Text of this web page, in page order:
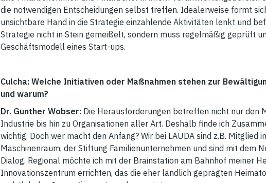
die notwendigen Entscheidungen selbst treffen. Idealerweise formt
unsichtbare Hand in die Strategie einzahlende Aktivitäten lenkt und
Strategie nicht in Stein gemeißelt, sondern muss regelmäßig geprüft
Geschäftsmodell eines Start-ups.
Culcha: Welche Initiativen oder Maßnahmen stehen zur
und warum?
Dr. Gunther Wobser: Die Herausforderungen betreffen nicht nur den
Industrie bis hin zu Organisationen aller Art. Deshalb finde ich
wichtig. Doch wer macht den Anfang? Wir bei LAUDA sind z.B.
Maschinenraum, der Stiftung Familienunternehmen und sind mit dem
Dialog. Regional möchte ich mit der Brainstation am Bahnhof meiner
Innovationszentrum errichten, das die eher ländlich geprägten